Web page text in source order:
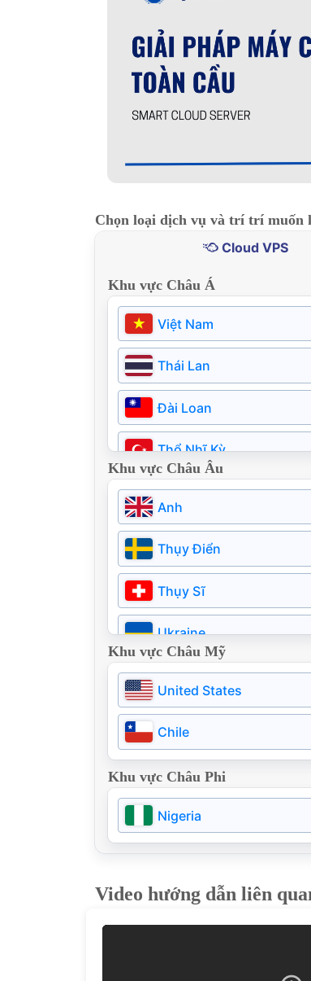
Chọn loại dịch vụ và trí trí muốn
Cloud VPS
Khu vực Châu Á
Việt Nam
Thái Lan
Đài Loan
Thổ Nhĩ Kỳ
Pakistan
Khu vực Châu Âu
Anh
Thụy Điển
Thụy Sĩ
Ukraine
Estonia
Na uy
Hungary
Moldova
Khu vực Châu Mỹ
United States
Chile
Khu vực Châu Phi
Nigeria
Video hướng dẫn liên